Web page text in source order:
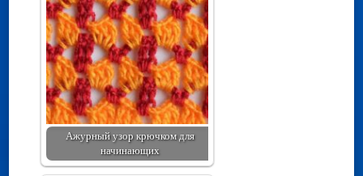
Ажурный узор крючком для
начинающих